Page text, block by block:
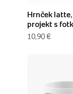
Hrnček latte,
projekt s
10,90 €